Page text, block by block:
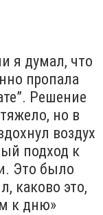
я думал, что
пропала
Решение
но в
воздух
подход к
Это было
каково это,
к дню»